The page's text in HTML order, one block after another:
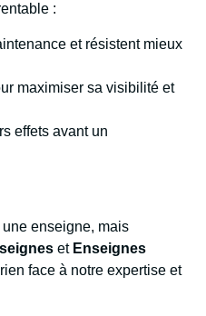
:
et résistent mieux
maximiser sa visibilité et
effets avant un
enseigne, mais
et Enseignes
face à notre expertise et